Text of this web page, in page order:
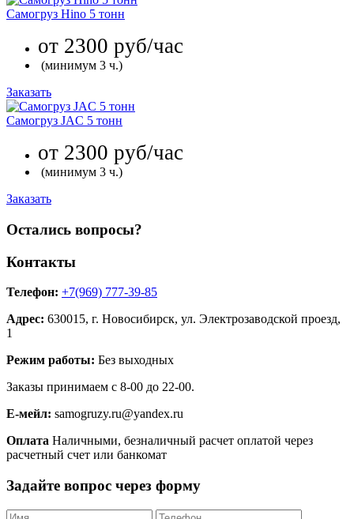
Самогруз Hino 5 тонн
от 2300 руб/час
(минимум 3 ч.)
Заказать
Самогруз JAC 5 тонн
от 2300 руб/час
(минимум 3 ч.)
Заказать
Остались вопросы?
Контакты
Телефон: +7(969) 777-39-85
Адрес: 630015, г. Новосибирск, ул. Электрозаводской проезд,
1
Режим работы: Без выходных
Заказы принимаем с 8-00 до 22-00.
Е-мейл: samogruzy.ru@yandex.ru
Оплата Наличными, безналичный расчет оплатой через
расчетный счет или банкомат
Задайте вопрос через форму